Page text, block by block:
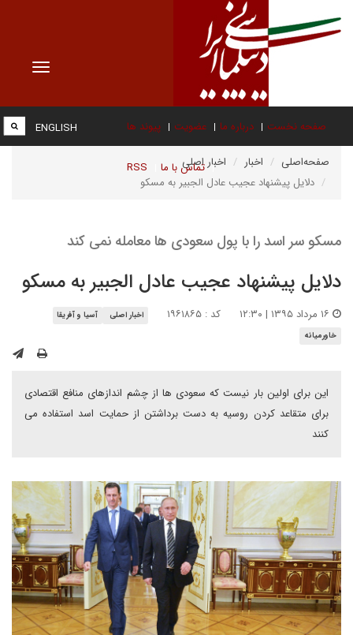
Toggle
صفحه نخست درباره ما عضویت پیوند ها
تماس با ما RSS
ENGLISH
صفحه‌اصلی اخبار
اخبار اصلی
دلایل پیشنهاد عجیب عادل الجبیر به مسکو
مسکو سر اسد را با پول سعودی ها معامله نمی کند
دلایل پیشنهاد عجیب عادل الجبیر به مسکو
کد : ۱۹۶۱۸۶۵ اخبار اصلی
آسیا و آفریقا
خاورمیانه
این برای اولین بار نیست که سعودی ها از چشم اندازهای منافع اقتصادی
برای متقاعد کردن روسیه به دست برداشتن از حمایت اسد استفاده می
کنند